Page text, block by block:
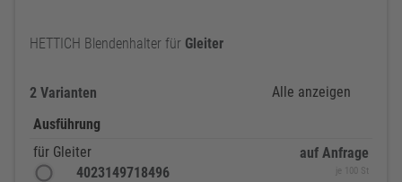
HETTICH Blendenhalter für Gleiter
2 Varianten
Alle anzeigen
Ausführung
für Gleiter
4023149718496
auf Anfrage
je 100 St